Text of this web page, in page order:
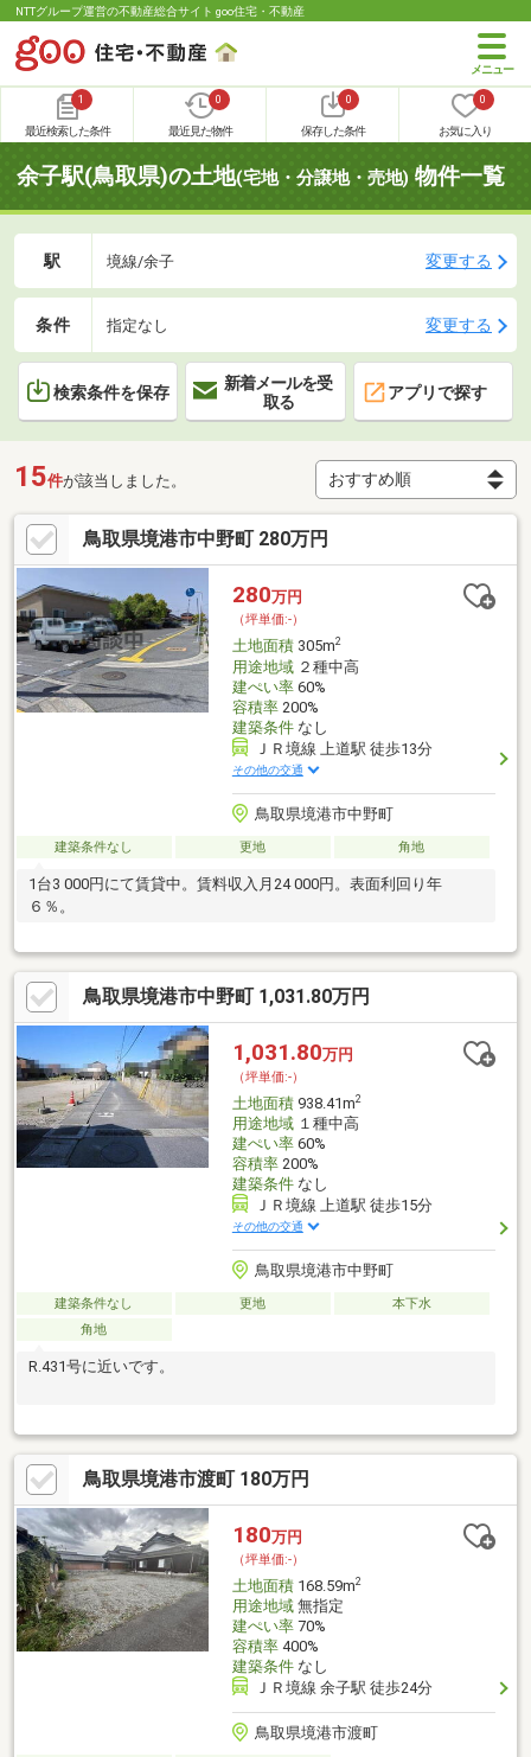
NTTグループ運営の不動産総合サイト goo住宅・不動産
1
最近検索した条件
0
最近見た物件
0
保存した条件
0
お気に入り
余子駅(鳥取県)の土地(宅地・分譲地・売地) 物件一覧
駅 境線/余子 変更する
条件 指定なし 変更する
検索条件を保存
新着メールを受
取る
アプリで探す
15件が該当しました。
鳥取県境港市中野町 280万円
280万円
（坪単価:-）
土地面積305m2
用途地域２種中高
建ぺい率60%
容積率200%
建築条件なし
ＪＲ境線 上道駅 徒歩13分
その他の交通
鳥取県境港市中野町
建築条件なし 更地 角地
1台3 000円にて賃貸中。賃料収入月24 000円。表面利回り年
６％。
鳥取県境港市中野町 1,031.80万円
1,031.80万円
（坪単価:-）
土地面積938.41m2
用途地域１種中高
建ぺい率60%
容積率200%
建築条件なし
ＪＲ境線 上道駅 徒歩15分
その他の交通
鳥取県境港市中野町
建築条件なし 更地
本下水
角地
R.431号に近いです。
鳥取県境港市渡町 180万円
180万円
（坪単価:-）
土地面積168.59m2
用途地域無指定
建ぺい率70%
容積率400%
建築条件なし
ＪＲ境線 余子駅 徒歩24分
鳥取県境港市渡町